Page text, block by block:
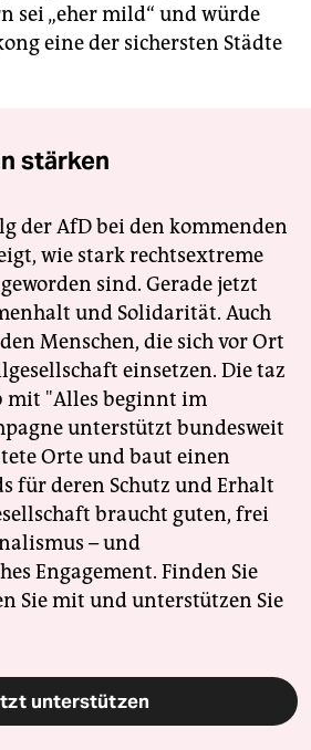
sei „eher mild“ und würde
eine der sichersten Städte
stärken
der AfD bei den kommenden
wie stark rechtsextreme
sind. Gerade jetzt
und Solidarität. Auch
Menschen, die sich vor Ort
einsetzen. Die taz
mit "Alles beginnt im
unterstützt bundesweit
Orte und baut einen
für deren Schutz und Erhalt
braucht guten, frei
– und
Engagement. Finden Sie
Sie mit und unterstützen Sie
unterstützen